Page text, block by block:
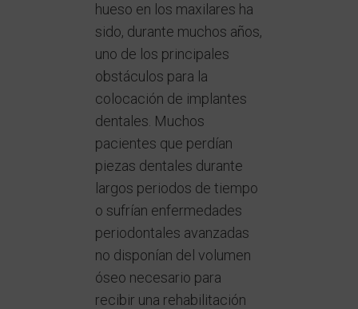
hueso en los maxilares ha
sido, durante muchos años,
uno de los principales
obstáculos para la
colocación de implantes
dentales. Muchos
pacientes que perdían
piezas dentales durante
largos periodos de tiempo
o sufrían enfermedades
periodontales avanzadas
no disponían del volumen
óseo necesario para
recibir una rehabilitación